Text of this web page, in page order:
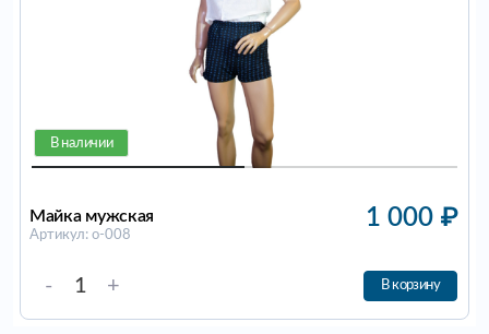
В наличии
Майка мужская
Артикул: о-008
1 000 ₽
- + В корзину